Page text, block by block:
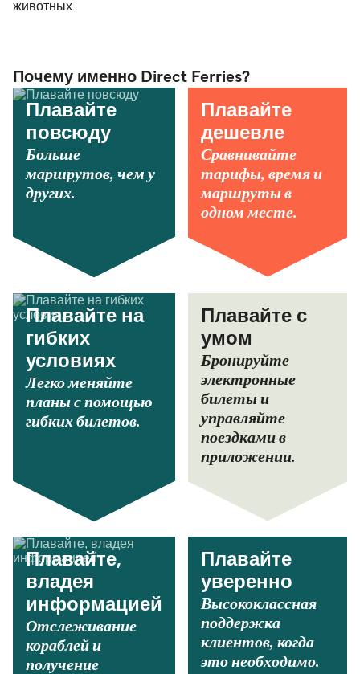
животных.
Почему именно Direct Ferries?
Плавайте
повсюду
Больше
маршрутов, чем у
других.
Плавайте
дешевле
Сравнивайте
тарифы, время и
маршруты в
одном месте.
Плавайте на
гибких
условиях
Легко меняйте
планы с помощью
гибких билетов.
Плавайте с
умом
Бронируйте
электронные
билеты и
управляйте
поездками в
приложении.
Плавайте,
владея
информацией
Отслеживание
кораблей и
получение
Плавайте
уверенно
Высококлассная
поддержка
клиентов, когда
это необходимо.